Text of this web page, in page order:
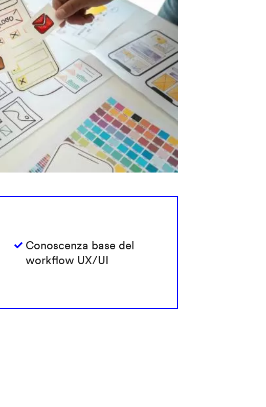
Conoscenza base del
workflow UX/UI